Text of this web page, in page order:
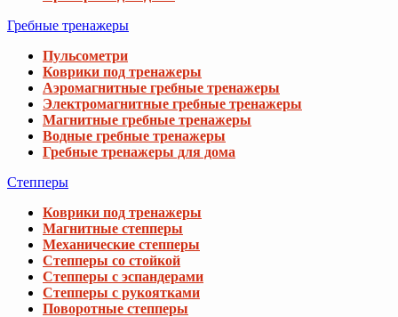
Гребные тренажеры
Пульсометри
Коврики под тренажеры
Аэромагнитные гребные тренажеры
Электромагнитные гребные тренажеры
Магнитные гребные тренажеры
Водные гребные тренажеры
Гребные тренажеры для дома
Степперы
Коврики под тренажеры
Магнитные степперы
Механические степперы
Степперы со стойкой
Степперы с эспандерами
Степперы с рукоятками
Поворотные степперы